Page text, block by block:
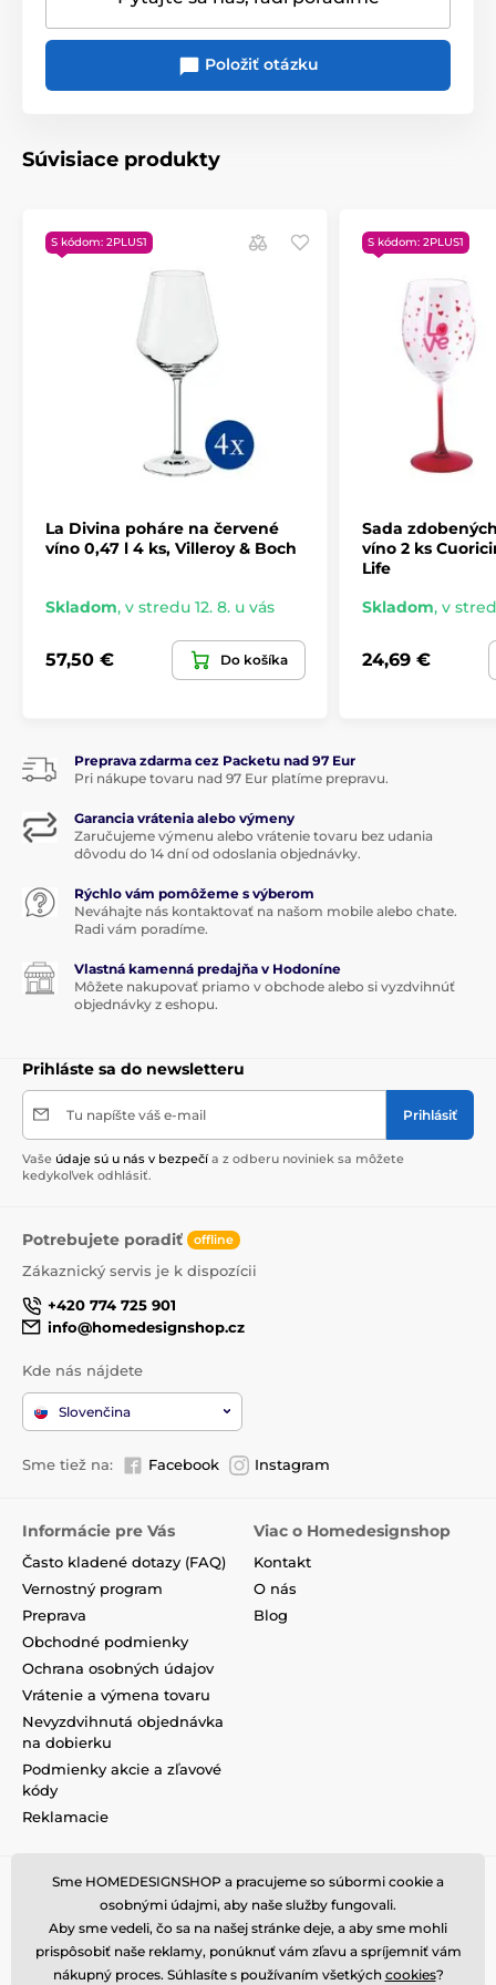
KolekciaToy's Delightod Villeroy & Boch
Dizajny kolekcie
očarujúcu
s priateľmi až po slávnostnú večeru s celou rodinou
V kolekciinájdete všetko
, čo patrí na slávnostne
prestretý stôl: vianočné taniere, misky a misy, kanvice,
šálky a hrnčeky či krásne zdobené podnosy a tácky na
pečivo. Nechýbajú ani prestieranie alebo vianočné
zdoby v rovnakom dizajne. Vianočný servis môžete
doplniť kúskami z bieleho porcelánu s reliéfnym
zdobením z kolekcie
Kolekcia riadu Toy's Delight vytvorí na vašom stole
nostalgickú vianočnú atmosféru.
štýlová
klasika je jednoducho krásna svojimi tradičnými
Skvelý spôsob, ako začať deň v slávnostnej nálade -
kolekciaToy's Delight je vďaka svojim očarujúcim
detailom obľúbená po celom svete
Poháre na víno Vianočné stolovanie
Položiť otázku
Súvisiace produkty
S kódom: 2PLUS1
La Divina poháre na červené
víno 0,47 l 4 ks, Villeroy & Boch
Skladom, v stredu 12. 8. u vás
57,50 € Do košíka
S kódom: 2PLUS1
Sada
víno 2 ks
Life
Skladom, v
24,69 €
Preprava zdarma cez Packetu nad 97 Eur
Pri nákupe tovaru nad 97 Eur platíme prepravu.
Garancia vrátenia alebo výmeny
Zaručujeme výmenu alebo vrátenie tovaru bez udania
dôvodu do 14 dní od odoslania objednávky.
Rýchlo vám pomôžeme s výberom
Neváhajte nás kontaktovať na našom mobile alebo chate.
Radi vám poradíme.
Vlastná kamenná predajňa v Hodoníne
Môžete nakupovať priamo v obchode alebo si vyzdvihnúť
objednávky z eshopu.
Prihláste sa do newsletteru
Tu napíšte váš e-mail Prihlásiť
Vaše údaje sú u nás v bezpečí a z odberu noviniek sa môžete
kedykoľvek odhlásiť.
Potrebujete poradiť offline
Zákaznický servis je k dispozícii
+420 774 725 901
info@homedesignshop.cz
Kde nás nájdete
Slovenčina
Sme tiež na: Facebook Instagram
Informácie pre Vás
Často kladené dotazy (FAQ)
Vernostný program
Preprava
Obchodné podmienky
Ochrana osobných údajov
Vrátenie a výmena tovaru
Nevyzdvihnutá objednávka
na dobierku
Podmienky akcie a zľavové
kódy
Reklamacie
Viac o Homedesignshop
Kontakt
O nás
Blog
Sme HOMEDESIGNSHOP a pracujeme so súbormi cookie a
osobnými údajmi, aby naše služby fungovali.
Aby sme vedeli, čo sa na našej stránke deje, a aby sme mohli
prispôsobiť naše reklamy, ponúknuť vám zľavu a spríjemniť vám
nákupný proces. Súhlasíte s používaním všetkých cookies?